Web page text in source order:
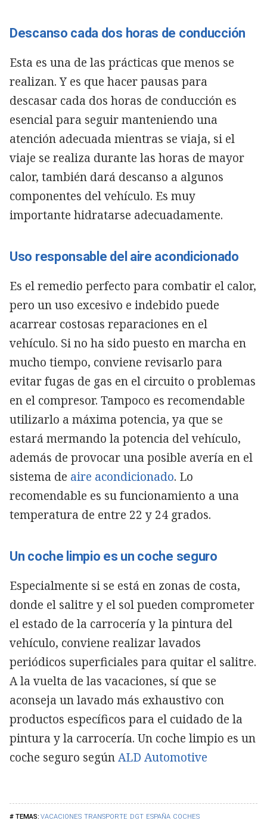
VACACIONES TRANSPORTE DGT ESPAÑA COCHES
Descanso cada dos horas de conducción
Esta es una de las prácticas que menos se
realizan. Y es que hacer pausas para
descasar cada dos horas de conducción es
esencial para seguir manteniendo una
atención adecuada mientras se viaja, si el
viaje se realiza durante las horas de mayor
calor, también dará descanso a algunos
componentes del vehículo. Es muy
importante hidratarse adecuadamente.
Uso responsable del aire acondicionado
Es el remedio perfecto para combatir el calor,
pero un uso excesivo e indebido puede
acarrear costosas reparaciones en el
vehículo. Si no ha sido puesto en marcha en
mucho tiempo, conviene revisarlo para
evitar fugas de gas en el circuito o problemas
en el compresor. Tampoco es recomendable
utilizarlo a máxima potencia, ya que se
estará mermando la potencia del vehículo,
además de provocar una posible avería en el
sistema de aire acondicionado. Lo
recomendable es su funcionamiento a una
temperatura de entre 22 y 24 grados.
Un coche limpio es un coche seguro
Especialmente si se está en zonas de costa,
donde el salitre y el sol pueden comprometer
el estado de la carrocería y la pintura del
vehículo, conviene realizar lavados
periódicos superficiales para quitar el salitre.
A la vuelta de las vacaciones, sí que se
aconseja un lavado más exhaustivo con
productos específicos para el cuidado de la
pintura y la carrocería. Un coche limpio es un
coche seguro segúnALD Automotive